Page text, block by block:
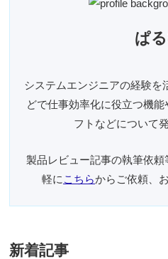
ぱ
システムエンジニアの経験を
どで仕事効率化に役立つ機
フトなどについて
製品レビュー記事の執筆依
軽に こちらからご依頼、
新着記事